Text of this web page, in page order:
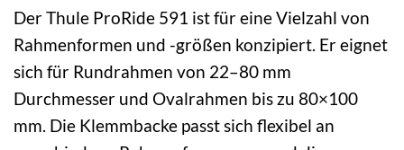
Der Thule ProRide 591 ist für eine Vielzahl von
Rahmenformen und -größen konzipiert. Er eignet
sich für Rundrahmen von 22–80 mm
Durchmesser und Ovalrahmen bis zu 80×100
mm. Die Klemmbacke passt sich flexibel an